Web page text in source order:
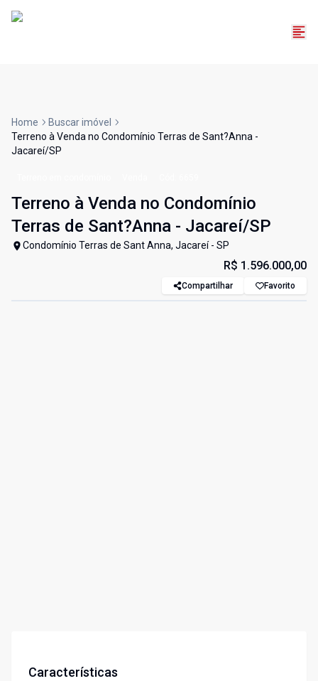
Home
Buscar imóvel
Terreno à Venda no Condomínio Terras de Sant?Anna -
Jacareí/SP
Terreno à Venda no Condomínio
Terras de Sant?Anna - Jacareí/SP
Condomínio Terras de Sant Anna, Jacareí - SP
R$ 1.596.000,00
Compartilhar Favorito
Características